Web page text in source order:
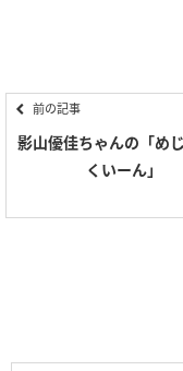
前の記事
影山優佳ちゃんの「め
くいーん」